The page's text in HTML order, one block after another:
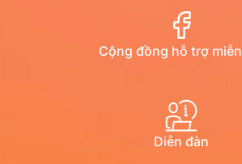
Cộng đồng hỗ trợ
Diễn đàn